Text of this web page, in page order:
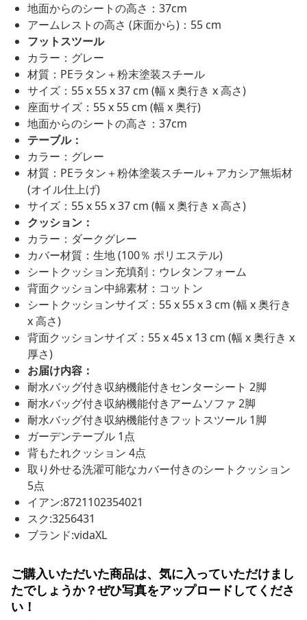
地面からのシートの高さ：37cm
アームレストの高さ (床面から)：55 cm
フットスツール
カラー：グレー
材質：PEラタン＋粉末塗装スチール
サイズ：55 x 55 x 37 cm (幅 x 奥行き x 高さ)
座面サイズ：55 x 55 cm (幅 x 奥行)
地面からのシートの高さ：37cm
テーブル：
カラー：グレー
材質：PEラタン＋粉体塗装スチール＋アカシア無垢材
(オイル仕上げ)
サイズ：55 x 55 x 37 cm (幅 x 奥行き x 高さ)
クッション：
カラー：ダークグレー
カバー材質：生地 (100％ ポリエステル)
シートクッション充填剤：ウレタンフォーム
背面クッション中綿素材：コットン
シートクッションサイズ：55 x 55 x 3 cm (幅 x 奥行き
x 高さ)
背面クッションサイズ：55 x 45 x 13 cm (幅 x 奥行き x
厚さ)
お届け内容：
耐水バッグ付き収納機能付きセンターシート 2脚
耐水バッグ付き収納機能付きアームソファ 2脚
耐水バッグ付き収納機能付きフットスツール 1脚
ガーデンテーブル 1点
背もたれクッション 4点
取り外せる洗濯可能なカバー付きのシートクッション
5点
イアン:8721102354021
スク:3256431
ブランド:vidaXL
ご購入いただいた商品は、気に入っていただけまし
たでしょうか？ぜひ写真をアップロードしてくださ
い！